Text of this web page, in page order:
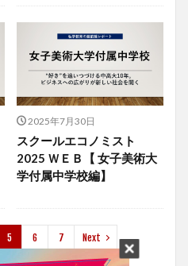
2025年7月30日
スクールエコノミスト
2025 ＷＥＢ【 女子美術大
学付属中学校編】
5 6 7 Next